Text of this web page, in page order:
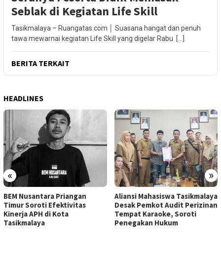
Seblak di Kegiatan Life Skill
Tasikmalaya – Ruangatas.com │ Suasana hangat dan penuh
tawa mewarnai kegiatan Life Skill yang digelar Rabu […]
BERITA TERKAIT
HEADLINES
« »
BEM Nusantara Priangan
Timur Soroti Efektivitas
Kinerja APH di Kota
Tasikmalaya
Aliansi Mahasiswa Tasikmalaya
Desak Pemkot Audit Perizinan
Tempat Karaoke, Soroti
Penegakan Hukum